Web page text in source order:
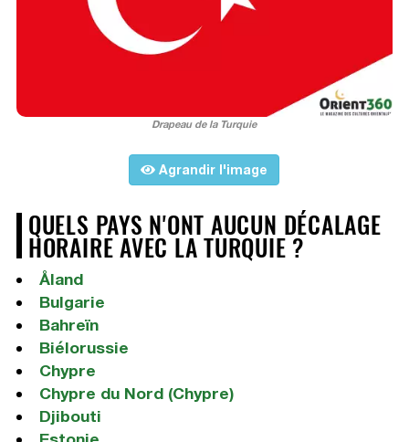
Drapeau de la Turquie
Agrandir l'image
QUELS PAYS N'ONT AUCUN DÉCALAGE
HORAIRE AVEC LA TURQUIE ?
Åland
Bulgarie
Bahreïn
Biélorussie
Chypre
Chypre du Nord (Chypre)
Djibouti